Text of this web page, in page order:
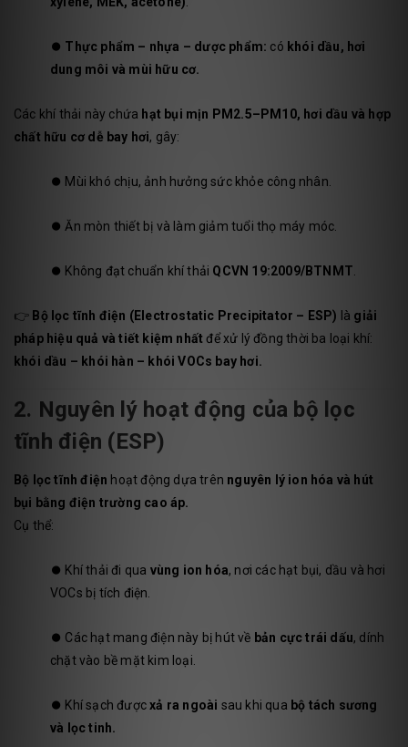
⏺️ Thực phẩm – nhựa – dược phẩm: có khói dầu, hơi
dung môi và mùi hữu cơ.
Các khí thải này chứa hạt bụi mịn PM2.5–PM10, hơi dầu và hợp
chất hữu cơ dễ bay hơi, gây:
⏺️ Mùi khó chịu, ảnh hưởng sức khỏe công nhân.
⏺️Ăn mòn thiết bị và làm giảm tuổi thọ máy móc.
⏺️ Không đạt chuẩn khí thải QCVN 19:2009/BTNMT.
👉 Bộ lọc tĩnh điện (Electrostatic Precipitator – ESP) là giải
pháp hiệu quả và tiết kiệm nhấtđể xử lý đồng thời ba loại khí:
khói dầu – khói hàn – khói VOCs bay hơi.
2. Nguyên lý hoạt động của bộ lọc
tĩnh điện (ESP)
Bộ lọc tĩnh điện hoạt động dựa trên nguyên lý ion hóa và hút
bụi bằng điện trường cao áp.
Cụ thể:
⏺️ Khí thải đi qua vùng ion hóa, nơi các hạt bụi, dầu và hơi
VOCs bị tích điện.
⏺️ Các hạt mang điện này bị hút về bản cực trái dấu, dính
chặt vào bề mặt kim loại.
⏺️ Khí sạch đượcxả ra ngoài sau khi qua bộ tách sương
và lọc tinh.